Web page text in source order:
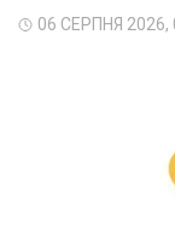
06 СЕРПНЯ 2026,